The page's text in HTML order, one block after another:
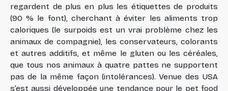
regardent de plus en plus les étiquettes de produits
(90 % le font), cherchant à éviter les aliments trop
caloriques (le surpoids est un vrai problème chez les
animaux de compagnie), les conservateurs, colorants
et autres additifs, et même le gluten ou les céréales,
que tous nos animaux à quatre pattes ne supportent
pas de la même façon (intolérances). Venue des USA
s’est aussi développée une tendance pour le pet food